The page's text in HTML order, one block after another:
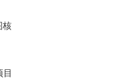
核
目